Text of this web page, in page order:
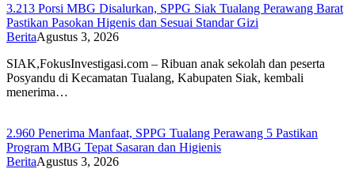
3.213 Porsi MBG Disalurkan, SPPG Siak Tualang Perawang Barat
Pastikan Pasokan Higenis dan Sesuai Standar Gizi
BeritaAgustus 3, 2026
SIAK,FokusInvestigasi.com – Ribuan anak sekolah dan peserta
Posyandu di Kecamatan Tualang, Kabupaten Siak, kembali
menerima…
2.960 Penerima Manfaat, SPPG Tualang Perawang 5 Pastikan
Program MBG Tepat Sasaran dan Higienis
BeritaAgustus 3, 2026